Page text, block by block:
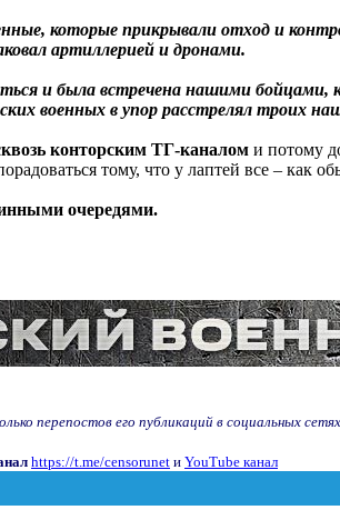
которые прикрывали отход и
артиллерией и дронами.
и была встречена нашими бойцами,
военных в упор расстрелял троих
конторским ТГ-каналом и потому
тому, что у лаптей все – как
очередями.
перепостов его публикаций в социальных
https://t.me/censorunet и YouTube канал